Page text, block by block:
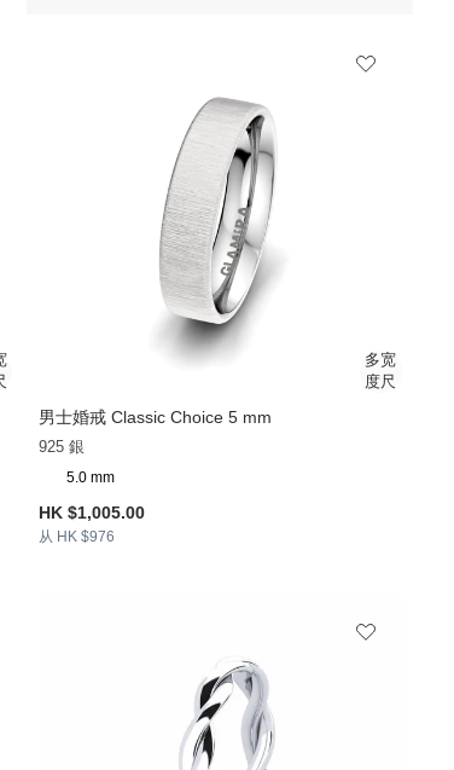
男士婚戒 Classic Choice 5 mm
925 銀
5.0 mm
HK $1,005.00
从 HK $976